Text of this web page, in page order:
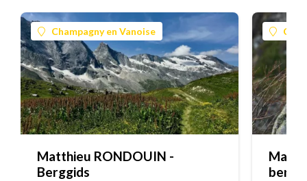
Champagny en Vanoise
Matthieu RONDOUIN -
Berggids